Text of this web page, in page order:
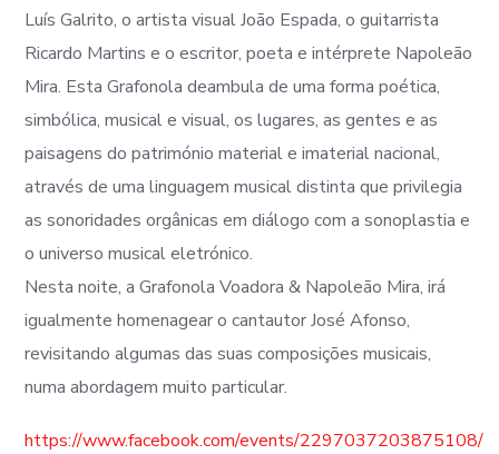
Luís Galrito, o artista visual João Espada, o guitarrista
Ricardo Martins e o escritor, poeta e intérprete Napoleão
Mira. Esta Grafonola deambula de uma forma poética,
simbólica, musical e visual, os lugares, as gentes e as
paisagens do património material e imaterial nacional,
através de uma linguagem musical distinta que privilegia
as sonoridades orgânicas em diálogo com a sonoplastia e
o universo musical eletrónico.
Nesta noite, a Grafonola Voadora & Napoleão Mira, irá
igualmente homenagear o cantautor José Afonso,
revisitando algumas das suas composições musicais,
numa abordagem muito particular.
https://www.facebook.com/events/2297037203875108/